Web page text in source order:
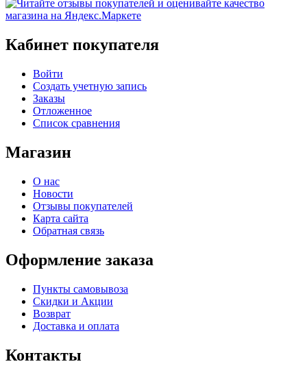
Кабинет покупателя
Войти
Создать учетную запись
Заказы
Отложенное
Список сравнения
Магазин
О нас
Новости
Отзывы покупателей
Карта сайта
Обратная связь
Оформление заказа
Пункты самовывоза
Скидки и Акции
Возврат
Доставка и оплата
Контакты